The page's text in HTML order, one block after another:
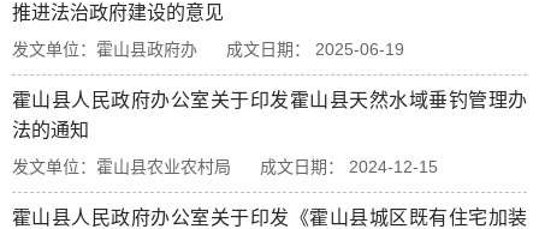
推进法治政府建设的意见
发文单位：霍山县政府办 成文日期： 2025-06-19
霍山县人民政府办公室关于印发霍山县天然水域垂钓管理办
法的通知
发文单位：霍山县农业农村局 成文日期： 2024-12-15
霍山县人民政府办公室关于印发《霍山县城区既有住宅加装